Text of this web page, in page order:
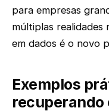
para empresas
múltiplas realidades
em dados é o novo
Exemplos
recuperando